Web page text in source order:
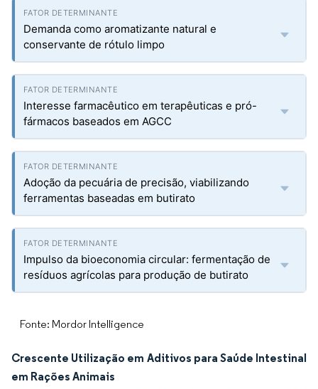
Demanda como aromatizante natural e
conservante de rótulo limpo
Interesse farmacêutico em terapêuticas e pró-
fármacos baseados em AGCC
Adoção da pecuária de precisão, viabilizando
ferramentas baseadas em butirato
Impulso da bioeconomia circular: fermentação de
resíduos agrícolas para produção de butirato
Fonte: Mordor Intelligence
Crescente Utilização em Aditivos para Saúde Intestinal
em Rações Animais